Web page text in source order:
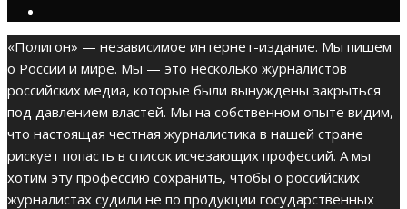
«Полигон» — независимое интернет-издание. Мы пишем
о России и мире. Мы — это несколько журналистов
российских медиа, которые были вынуждены закрыться
под давлением властей. Мы на собственном опыте видим,
что настоящая честная журналистика в нашей стране
рискует попасть в список исчезающих профессий. А мы
хотим эту профессию сохранить, чтобы о российских
журналистах судили не по продукции государственных